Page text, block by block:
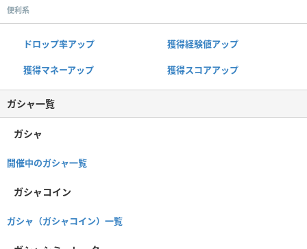
便利系
ドロップ率アップ 獲得経験値アップ
獲得マネーアップ 獲得スコアアップ
ガシャ一覧
ガシャ
開催中のガシャ一覧
ガシャコイン
ガシャ（ガシャコイン）一覧